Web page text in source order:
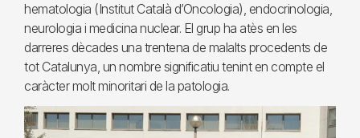
hematologia (Institut Català d’Oncologia), endocrinologia,
neurologia i medicina nuclear. El grup ha atès en les
darreres dècades una trentena de malalts procedents de
tot Catalunya, un nombre significatiu tenint en compte el
caràcter molt minoritari de la patologia.